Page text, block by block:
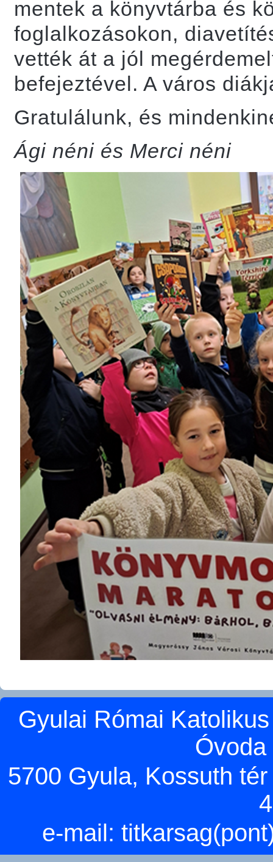
mentek a könyvtárba és
foglalkozásokon,
vették át a jól
befejeztével. A város
Gratulálunk, és
Ági néni és Merci néni
Gyulai Római
5700 Gyula, Kossuth
e-mail: